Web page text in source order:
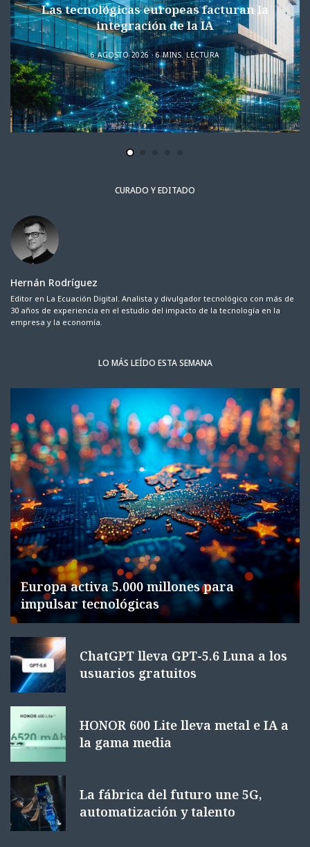
Las tecnológicas europeas facturan la
integración de la IA
6 AGOSTO 2026 6 MINS. LECTURA
CURADO Y EDITADO
Hernán Rodríguez
Editor en La Ecuación Digital. Analista y divulgador tecnológico con más de
30 años de experiencia en el estudio del impacto de la tecnología en la
empresa y la economía.
LO MÁS LEÍDO ESTA SEMANA
Europa activa 5.000 millones para
impulsar tecnológicas
ChatGPT lleva GPT-5.6 Luna a los
usuarios gratuitos
HONOR 600 Lite lleva metal e IA a
la gama media
La fábrica del futuro une 5G,
automatización y talento